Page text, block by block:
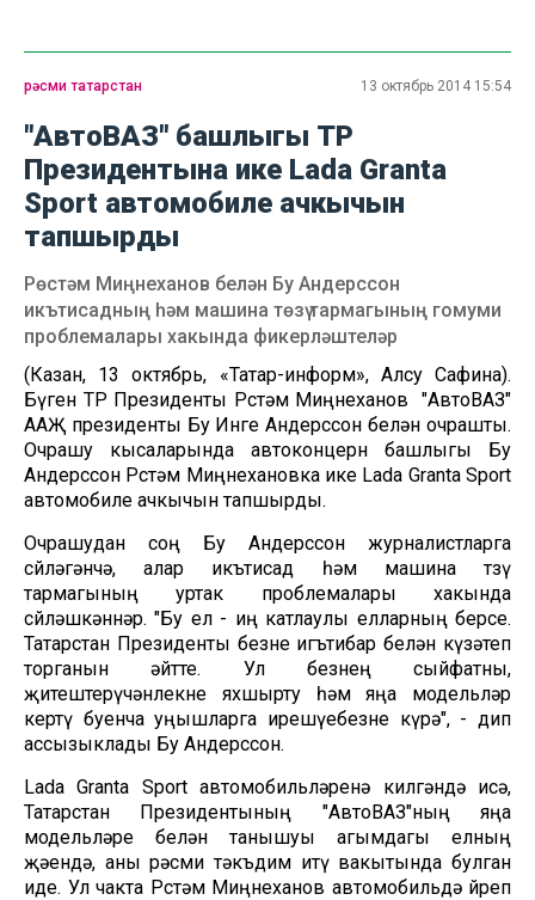
рәсми татарстан 13 октябрь 2014 15:54
"АвтоВАЗ" башлыгы ТР
Президентына ике Lada Granta
Sport автомобиле ачкычын
тапшырды
Рөстәм Миңнеханов белән Бу Андерссон
икътисадның һәм машина төзү тармагының гомуми
проблемалары хакында фикерләштеләр
(Казан, 13 октябрь, «Татар-информ», Алсу Сафина).
Бүген ТР Президенты Рөстәм Миңнеханов "АвтоВАЗ"
ААҖ президенты Бу Инге Андерссон белән очрашты.
Очрашу кысаларында автоконцерн башлыгы Бу
Андерссон Рөстәм Миңнехановка ике Lada Granta Sport
автомобиле ачкычын тапшырды.
Очрашудан соң Бу Андерссон журналистларга
сөйләгәнчә, алар икътисад һәм машина төзү
тармагының уртак проблемалары хакында
сөйләшкәннәр. "Бу ел - иң катлаулы елларның берсе.
Татарстан Президенты безне игътибар белән күзәтеп
торганын әйтте. Ул безнең сыйфатны,
җитештерүчәнлекне яхшырту һәм яңа модельләр
кертү буенча уңышларга ирешүебезне күрә", - дип
ассызыклады Бу Андерссон.
Lada Granta Sport автомобильләренә килгәндә исә,
Татарстан Президентының "АвтоВАЗ"ның яңа
модельләре белән танышуы агымдагы елның
җәендә, аны рәсми тәкъдим итү вакытында булган
иде. Ул чакта Рөстәм Миңнеханов автомобильдә йөреп